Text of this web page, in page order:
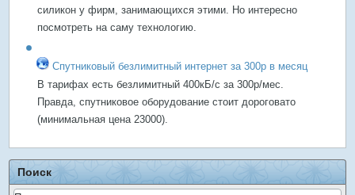
силикон у фирм, занимающихся этими. Но интересно
посмотреть на саму технологию.
Спутниковый безлимитный интернет за 300р в месяц
В тарифах есть безлимитный 400кБ/с за 300р/мес.
Правда, спутниковое оборудование стоит дороговато
(минимальная цена 23000).
Поиск